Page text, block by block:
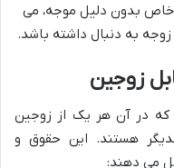
خاص بدون دلیل موجه، می
به دنبال داشته باشد.
زوجین
در آن هر یک از زوجین
هستند. این حقوق و
می دهند: